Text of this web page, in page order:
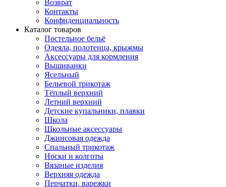
Возврат
Контакты
Конфиденциальность
Каталог товаров
Постельное бельё
Одеяла, полотенца, крыжмы
Аксессуары для кормления
Вышиванки
Ясельный
Бельевой трикотаж
Тёплый верхний
Летний верхний
Детские купальники, плавки
Школа
Школьные аксессуары
Джинсовая одежда
Спальный трикотаж
Носки и колготы
Вязаные изделия
Верхняя одежда
Перчатки, варежки